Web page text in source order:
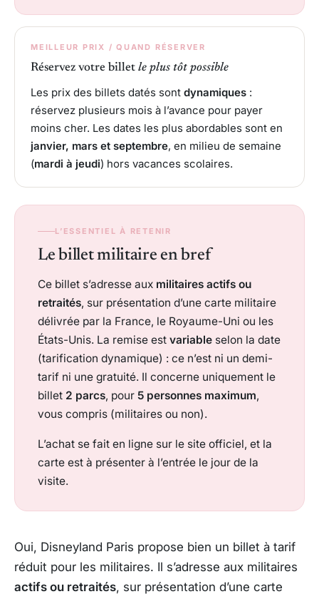
L’ESSENTIEL À RETENIR
Le billet militaire en bref
Ce billet s’adresse aux militaires actifs ou
retraités, sur présentation d’une carte militaire
délivrée par la France, le Royaume-Uni ou les
États-Unis. La remise est variable selon la date
(tarification dynamique) : ce n’est ni un demi-
tarif ni une gratuité. Il concerne uniquement le
billet 2 parcs, pour 5 personnes maximum,
vous compris (militaires ou non).
L’achat se fait en ligne sur le site officiel, et la
carte est à présenter à l’entrée le jour de la
visite.
Oui, Disneyland Paris propose bien un billet à tarif
réduit pour les militaires. Il s’adresse aux militaires
actifs ou retraités, sur présentation d’une carte
MEILLEUR PRIX / QUAND RÉSERVER
Réservez votre billet le plus tôt possible
Les prix des billets datés sont dynamiques :
réservez plusieurs mois à l’avance pour payer
moins cher. Les dates les plus abordables sont en
janvier, mars et septembre, en milieu de semaine
(mardi à jeudi) hors vacances scolaires.